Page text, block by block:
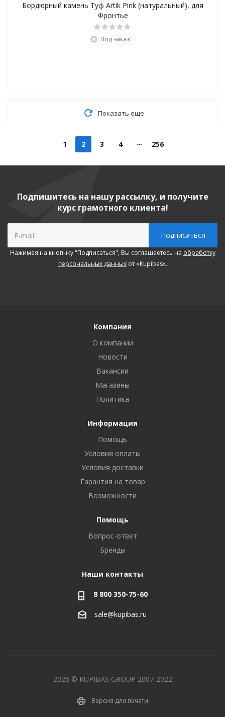
Бордюрный камень Туф Artik Pink (натуральный), для
Фронтье
Под заказ
Показать еще
1 2 3 4 256
Подпишитесь на нашу рассылку, и получите
курс грамотного клиента!
Нажимая на кнопнку "Подписаться", Вы соглашаетесь на обработку
персональных данныхот «Kupibas».
Компания
О компании
Новости
Вакансии
Магазины
Политика
Информация
Помощь
Условия оплаты
Условия доставки
Гарантия на товар
Возможности
Помощь
Вопрос-ответ
Бренды
Наши контакты
8 800 350-75-60
sale@kupibas.ru
2026 © KUPIBAS GROUP 2007-2022
Версия для печати